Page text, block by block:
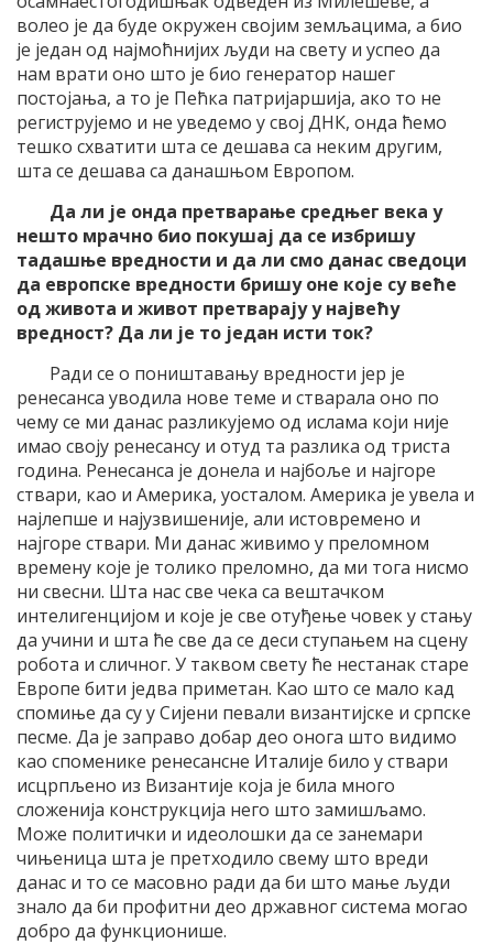
волео је да буде окружен својим земљацима, а био
је један од најмоћнијих људи на свету и успео да
нам врати оно што је био генератор нашег
постојања, а то је Пећка патријаршија, ако то не
региструјемо и не уведемо у свој ДНК, онда ћемо
тешко схватити шта се дешава са неким другим,
шта се дешава са данашњом Европом.
Да ли је онда претварање средњег века у
нешто мрачно био покушај да се избришу
тадашње вредности и да ли смо данас сведоци
да европске вредности бришу оне које су веће
од живота и живот претварају у највећу
вредност? Да ли је то један исти ток?
Ради се о поништавању вредности јер је
ренесанса уводила нове теме и стварала оно по
чему се ми данас разликујемо од ислама који није
имао своју ренесансу и отуд та разлика од триста
година. Ренесанса је донела и најбоље и најгоре
ствари, као и Америка, уосталом. Америка је увела и
најлепше и најузвишеније, али истовремено и
најгоре ствари. Ми данас живимо у преломном
времену које је толико преломно, да ми тога нисмо
ни свесни. Шта нас све чека са вештачком
интелигенцијом и које је све отуђење човек у стању
да учини и шта ће све да се деси ступањем на сцену
робота и сличног. У таквом свету ће нестанак старе
Европе бити једва приметан. Као што се мало кад
спомиње да су у Сијени певали византијске и српске
песме. Да је заправо добар део онога што видимо
као споменике ренесансне Италије било у ствари
исцрпљено из Византије која је била много
сложенија конструкција него што замишљамо.
Може политички и идеолошки да се занемари
чињеница шта је претходило свему што вреди
данас и то се масовно ради да би што мање људи
знало да би профитни део државног система могао
добро да функционише.